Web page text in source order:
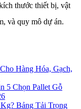
thước thiết bị, vật
và quy mô dự án.
Hàng Hóa, Gạch,
5 Chọn Pallet Gỗ
Bảng Tải Trọng